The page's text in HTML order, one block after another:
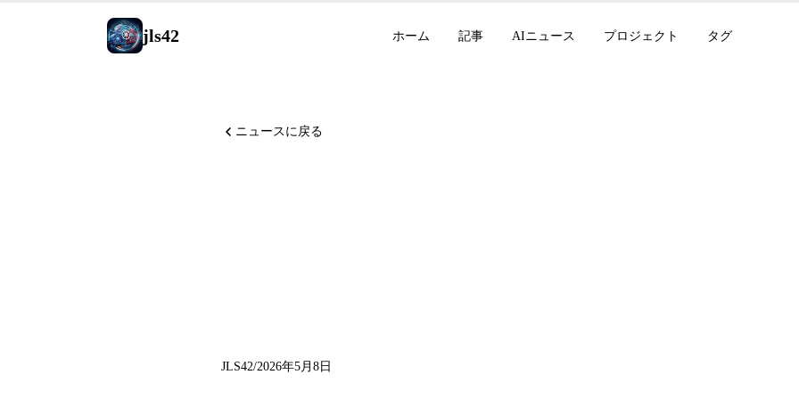
jls42 ホーム 記事 AIニュース プロジェクト タグ
ニュースに戻る
JLS42/2026年5月8日